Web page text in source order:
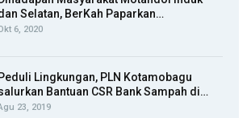
Selatan, BerKah Paparkan…
6, 2020
Peduli Lingkungan, PLN Kotamobagu
Bantuan CSR Bank Sampah di…
23, 2019